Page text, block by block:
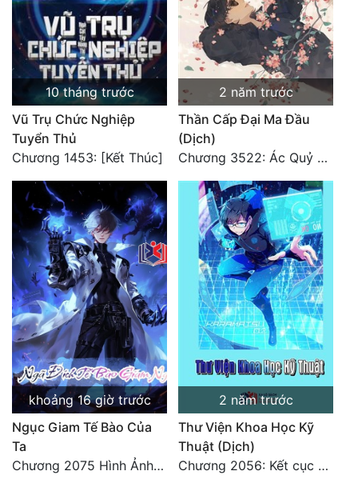
10 tháng trước
Vũ Trụ Chức Nghiệp
Tuyển Thủ
Chương 1453: [Kết Thúc]
2 năm trước
Thần Cấp Đại Ma Đầu
(Dịch)
Chương 3522: Ác Quỷ Và Yêu Nghiệt
khoảng 16 giờ trước
Ngục Giam Tế Bào Của
Ta
Chương 2075 Hình Ảnh Màu Xám
2 năm trước
Thư Viện Khoa Học Kỹ
Thuật (Dịch)
Chương 2056: Kết cục + Lời tác giả